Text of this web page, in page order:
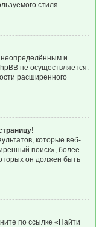
стиля.
и
не осуществляется.
расширенного
которые веб-
поиск», более
он должен быть
по ссылке «Найти